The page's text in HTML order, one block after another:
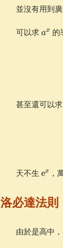
並沒有用到
可以求 a^x
ax 的
甚至還可以求
天不生 \e^x
ex ，
洛必達法則
由於是高中